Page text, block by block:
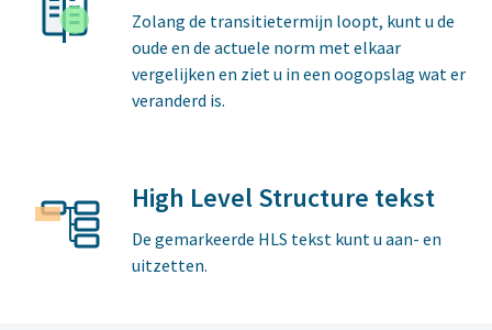
Zolang de transitietermijn loopt, kunt u de
oude en de actuele norm met elkaar
vergelijken en ziet u in een oogopslag wat er
veranderd is.
High Level Structure tekst
De gemarkeerde HLS tekst kunt u aan- en
uitzetten.